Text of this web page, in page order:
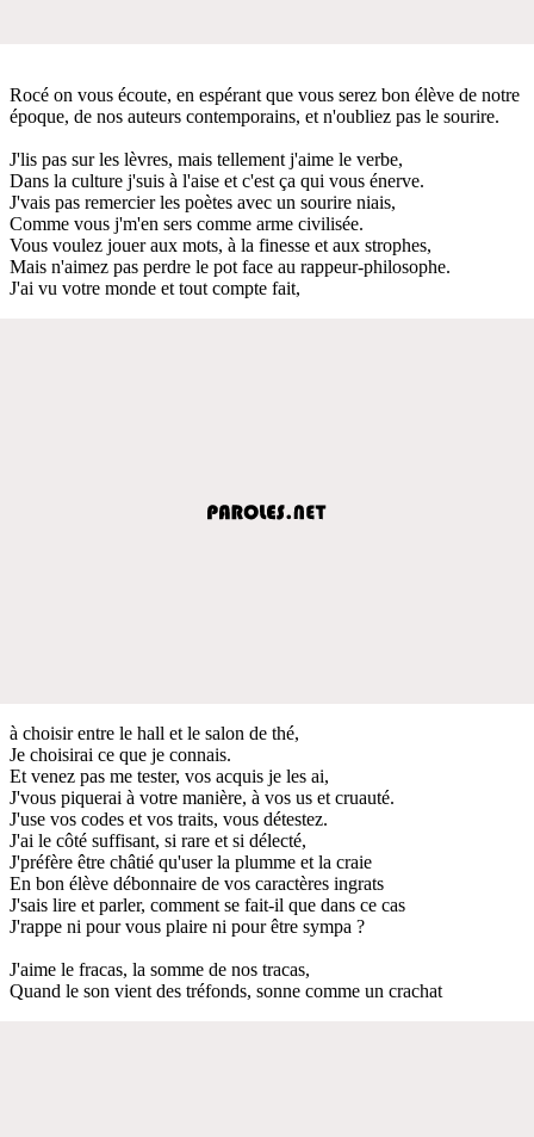
Rocé on vous écoute, en espérant que vous serez bon élève de notre
époque, de nos auteurs contemporains, et n'oubliez pas le sourire.
J'lis pas sur les lèvres, mais tellement j'aime le verbe,
Dans la culture j'suis à l'aise et c'est ça qui vous énerve.
J'vais pas remercier les poètes avec un sourire niais,
Comme vous j'm'en sers comme arme civilisée.
Vous voulez jouer aux mots, à la finesse et aux strophes,
Mais n'aimez pas perdre le pot face au rappeur-philosophe.
J'ai vu votre monde et tout compte fait,
à choisir entre le hall et le salon de thé,
Je choisirai ce que je connais.
Et venez pas me tester, vos acquis je les ai,
J'vous piquerai à votre manière, à vos us et cruauté.
J'use vos codes et vos traits, vous détestez.
J'ai le côté suffisant, si rare et si délecté,
J'préfère être châtié qu'user la plumme et la craie
En bon élève débonnaire de vos caractères ingrats
J'sais lire et parler, comment se fait-il que dans ce cas
J'rappe ni pour vous plaire ni pour être sympa ?
J'aime le fracas, la somme de nos tracas,
Quand le son vient des tréfonds, sonne comme un crachat